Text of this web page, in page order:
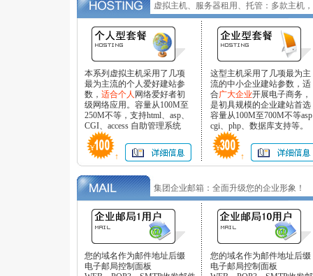
虚拟主机、服务器租用、托管：多款主机
本系列虚拟主机采用了几项
最为主流的个人爱好建站参
数， 适合个人 网络爱好者初
级网络应用。容量从100M至
250M不等，支持html、asp、
CGI、access 自助管理系统
↑
这型主机采用了几项最为主
流的中小企业建站参数，适
合广大企业开展电子商务，
是初具规模的企业建站首选
容量从100M至700M不等asp
cgi、php、数据库支持等。
↑
集团企业邮箱：全面升级您的企业形象！
您的域名作为邮件地址后缀
电子邮局控制面板
您的域名作为邮件地址后缀
电子邮局控制面板